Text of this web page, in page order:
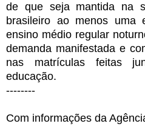
de que seja mantida na
brasileiro ao menos uma
ensino médio regular
demanda manifestada e
nas matrículas feitas
educação.
--------
Com informações da